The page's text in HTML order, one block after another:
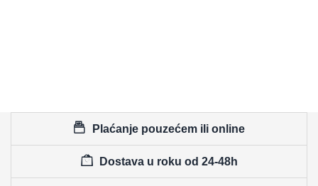
Plaćanje pouzećem ili online
Dostava u roku od 24-48h